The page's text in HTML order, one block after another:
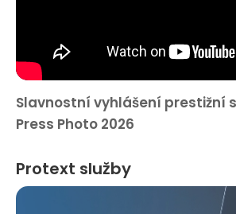
Slavnostní vyhlášení prestižní
Press Photo 2026
Protext služby